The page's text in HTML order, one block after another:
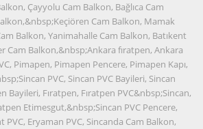
Çayyolu Cam Balkon, Bağlıca Cam
Cam Balkon, Mamak
Balkon, Yanimahalle Cam Balkon, Batıkent
Cam Balkon,&nbsp;Ankara fıratpen, Ankara
Pimapen, Pimapen Pencere, Pimapen Kapı,
PVC, Sincan PVC Bayileri, Sincan
Bayileri, Fıratpen, Fıratpen PVC&nbsp;Sincan,
Etimesgut,&nbsp;Sincan PVC Pencere,
PVC, Eryaman PVC, Sincanda Cam Balkon,